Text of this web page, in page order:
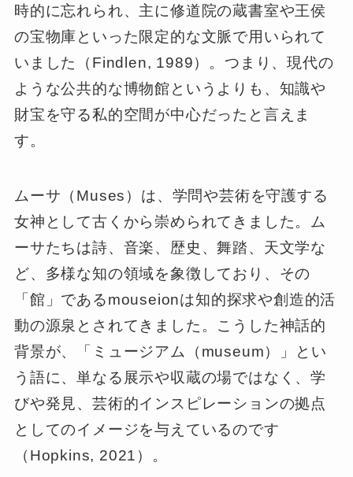
時的に忘れられ、主に修道院の蔵書室や王侯
の宝物庫といった限定的な文脈で用いられて
いました（Findlen, 1989）。つまり、現代の
ような公共的な博物館というよりも、知識や
財宝を守る私的空間が中心だったと言えま
す。
ムーサ（Muses）は、学問や芸術を守護する
女神として古くから崇められてきました。ム
ーサたちは詩、音楽、歴史、舞踏、天文学な
ど、多様な知の領域を象徴しており、その
「館」であるmouseionは知的探求や創造的活
動の源泉とされてきました。こうした神話的
背景が、「ミュージアム（museum）」とい
う語に、単なる展示や収蔵の場ではなく、学
びや発見、芸術的インスピレーションの拠点
としてのイメージを与えているのです
（Hopkins, 2021）。